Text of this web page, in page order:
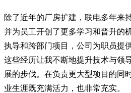
除了近年的厂房扩建，联电多年来
并为员工开创了更多学习和晋升的
执导和跨部门项目，公司为职员提
这些经历让我不断地提升技术与领
展的步伐。在负责更大型项目的同
业生涯既充满活力，也非常充实。